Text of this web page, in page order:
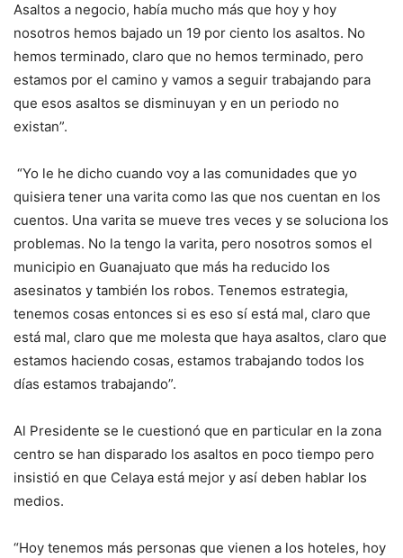
Asaltos a negocio, había mucho más que hoy y hoy
nosotros hemos bajado un 19 por ciento los asaltos. No
hemos terminado, claro que no hemos terminado, pero
estamos por el camino y vamos a seguir trabajando para
que esos asaltos se disminuyan y en un periodo no
existan”.
“Yo le he dicho cuando voy a las comunidades que yo
quisiera tener una varita como las que nos cuentan en los
cuentos. Una varita se mueve tres veces y se soluciona los
problemas. No la tengo la varita, pero nosotros somos el
municipio en Guanajuato que más ha reducido los
asesinatos y también los robos. Tenemos estrategia,
tenemos cosas entonces si es eso sí está mal, claro que
está mal, claro que me molesta que haya asaltos, claro que
estamos haciendo cosas, estamos trabajando todos los
días estamos trabajando”.
Al Presidente se le cuestionó que en particular en la zona
centro se han disparado los asaltos en poco tiempo pero
insistió en que Celaya está mejor y así deben hablar los
medios.
“Hoy tenemos más personas que vienen a los hoteles, hoy